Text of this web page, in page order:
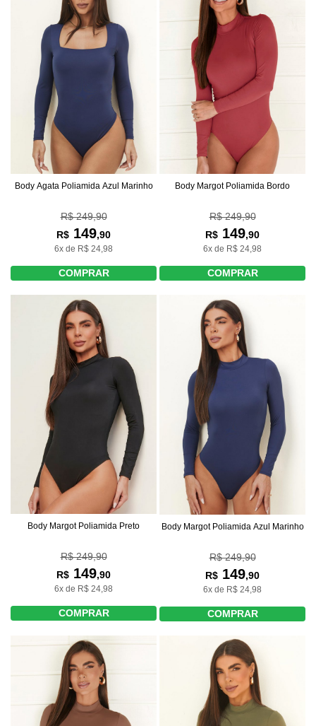
Body Agata Poliamida Azul Marinho
R$ 249,90
R$ 149,90
6x de R$ 24,98
COMPRAR
Body Margot Poliamida Bordo
R$ 249,90
R$ 149,90
6x de R$ 24,98
COMPRAR
Body Margot Poliamida Preto
R$ 249,90
R$ 149,90
6x de R$ 24,98
COMPRAR
Body Margot Poliamida Azul Marinho
R$ 249,90
R$ 149,90
6x de R$ 24,98
COMPRAR